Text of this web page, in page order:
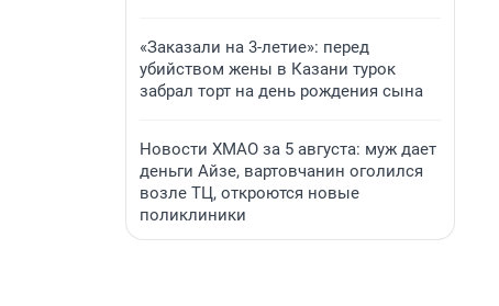
«Заказали на 3-летие»: перед
убийством жены в Казани турок
забрал торт на день рождения сына
Новости ХМАО за 5 августа: муж дает
деньги Айзе, вартовчанин оголился
возле ТЦ, откроются новые
поликлиники